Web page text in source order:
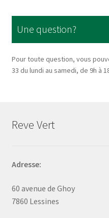
Une question?
Pour toute question, vous
33 du lundi au samedi, de 9h à
Reve Vert
Adresse:
60 avenue de Ghoy
7860 Lessines